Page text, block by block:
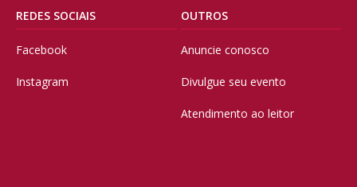
REDES SOCIAIS
Facebook
Instagram
OUTROS
Anuncie conosco
Divulgue seu evento
Atendimento ao leitor